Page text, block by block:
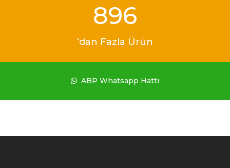
1216
‘dan Fazla Ürün
ABP Whatsapp Hattı